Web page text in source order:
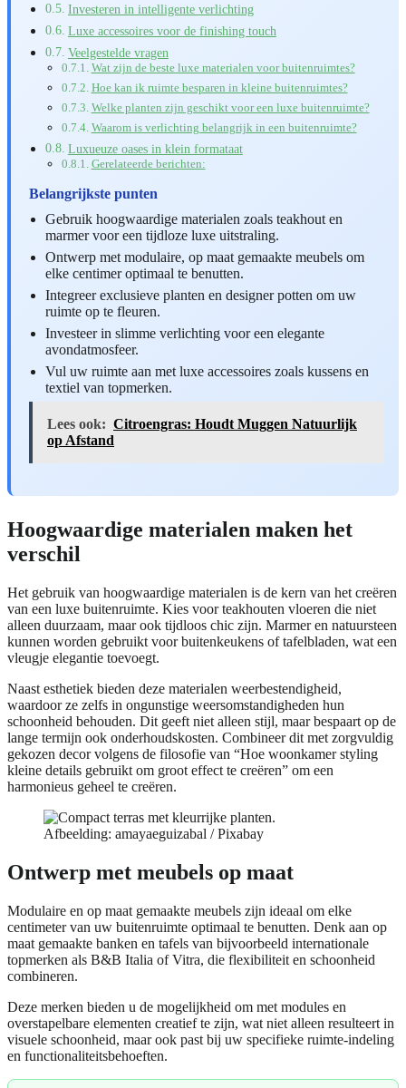
Investeren in intelligente verlichting
Luxe accessoires voor de finishing touch
Veelgestelde vragen
Wat zijn de beste luxe materialen voor buitenruimtes?
Hoe kan ik ruimte besparen in kleine buitenruimtes?
Welke planten zijn geschikt voor een luxe buitenruimte?
Waarom is verlichting belangrijk in een buitenruimte?
Luxueuze oases in klein formataat
Gerelateerde berichten:
Belangrijkste punten
Gebruik hoogwaardige materialen zoals teakhout en
marmer voor een tijdloze luxe uitstraling.
Ontwerp met modulaire, op maat gemaakte meubels om
elke centimer optimaal te benutten.
Integreer exclusieve planten en designer potten om uw
ruimte op te fleuren.
Investeer in slimme verlichting voor een elegante
avondatmosfeer.
Vul uw ruimte aan met luxe accessoires zoals kussens en
textiel van topmerken.
Lees ook: Citroengras: Houdt Muggen Natuurlijk
op Afstand
Hoogwaardige materialen maken het
verschil
Het gebruik van hoogwaardige materialen is de kern van het creëren
van een luxe buitenruimte. Kies voor teakhouten vloeren die niet
alleen duurzaam, maar ook tijdloos chic zijn. Marmer en natuursteen
kunnen worden gebruikt voor buitenkeukens of tafelbladen, wat een
vleugje elegantie toevoegt.
Naast esthetiek bieden deze materialen weerbestendigheid,
waardoor ze zelfs in ongunstige weersomstandigheden hun
schoonheid behouden. Dit geeft niet alleen stijl, maar bespaart op de
lange termijn ook onderhoudskosten. Combineer dit met zorgvuldig
gekozen decor volgens de filosofie van “Hoe woonkamer styling
kleine details gebruikt om groot effect te creëren” om een
harmonieus geheel te creëren.
Afbeelding: amayaeguizabal / Pixabay
Ontwerp met meubels op maat
Modulaire en op maat gemaakte meubels zijn ideaal om elke
centimeter van uw buitenruimte optimaal te benutten. Denk aan op
maat gemaakte banken en tafels van bijvoorbeeld internationale
topmerken als B&B Italia of Vitra, die flexibiliteit en schoonheid
combineren.
Deze merken bieden u de mogelijkheid om met modules en
overstapelbare elementen creatief te zijn, wat niet alleen resulteert in
visuele schoonheid, maar ook past bij uw specifieke ruimte-indeling
en functionaliteitsbehoeften.